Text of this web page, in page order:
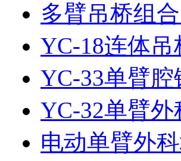
多臂吊桥组
YC-18连体吊
YC-33单臂腔
YC-32单臂外
电动单臂外